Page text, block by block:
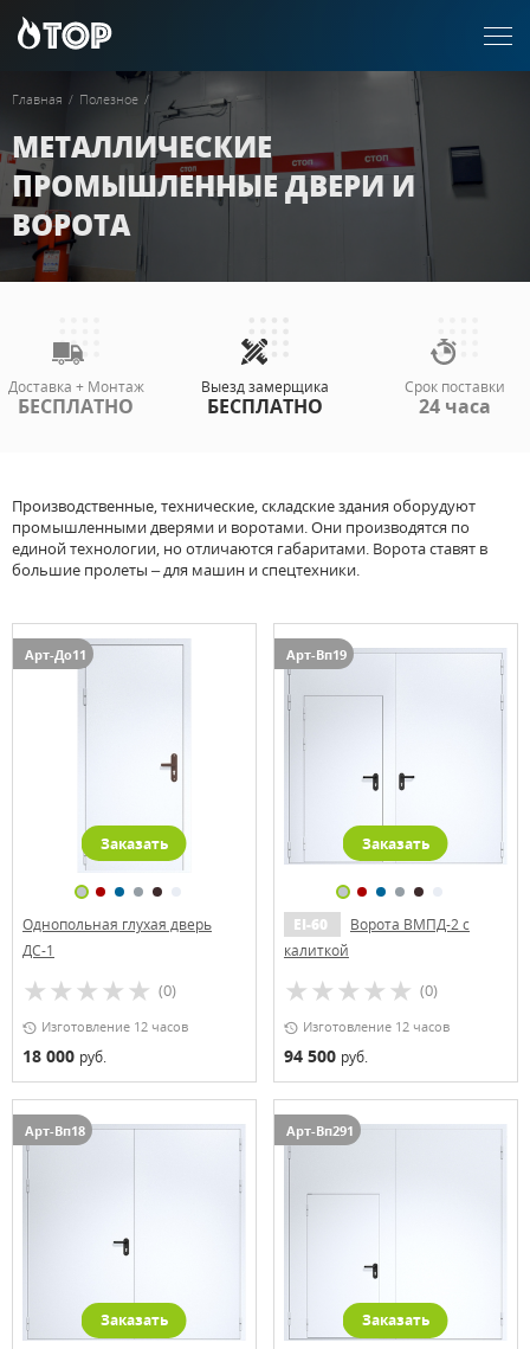
Главная / Полезное /
МЕТАЛЛИЧЕСКИЕ
ПРОМЫШЛЕННЫЕ ДВЕРИ И
ВОРОТА
Доставка + Монтаж
БЕСПЛАТНО
Выезд замерщика
БЕСПЛАТНО
Срок поставки
24 часа
Производственные, технические, складские здания оборудуют
промышленными дверями и воротами. Они производятся по
единой технологии, но отличаются габаритами. Ворота ставят в
большие пролеты – для машин и спецтехники.
Арт-До11
Заказать
Однопольная глухая дверь
ДС-1
(0)
Изготовление 12 часов
18 000 руб.
Арт-Вп19
Заказать
EI-60
Ворота ВМПД-2 с
калиткой
(0)
Изготовление 12 часов
94 500 руб.
Арт-Вп18
Заказать
Арт-Вп291
Заказать